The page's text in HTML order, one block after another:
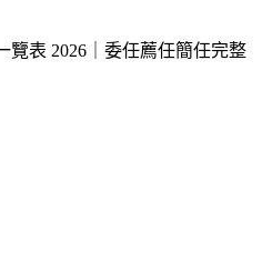
覽表 2026｜委任薦任簡任完整